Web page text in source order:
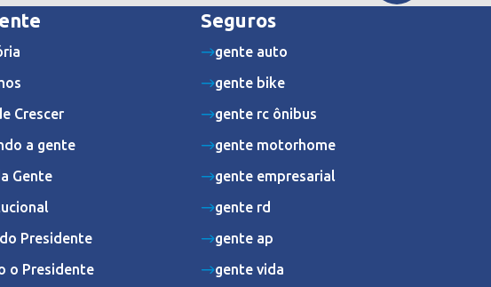
Crescer
a gente
Gente
Presidente
o Presidente
Seguros
gente auto
gente bike
gente rc ônibus
gente motorhome
gente empresarial
gente rd
gente ap
gente vida